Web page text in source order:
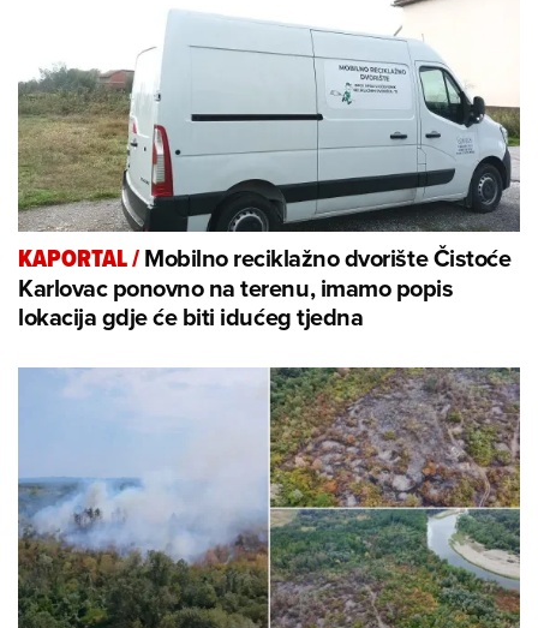
KAPORTAL/Mobilno reciklažno dvorište Čistoće
Karlovac ponovno na terenu, imamo popis
lokacija gdje će biti idućeg tjedna